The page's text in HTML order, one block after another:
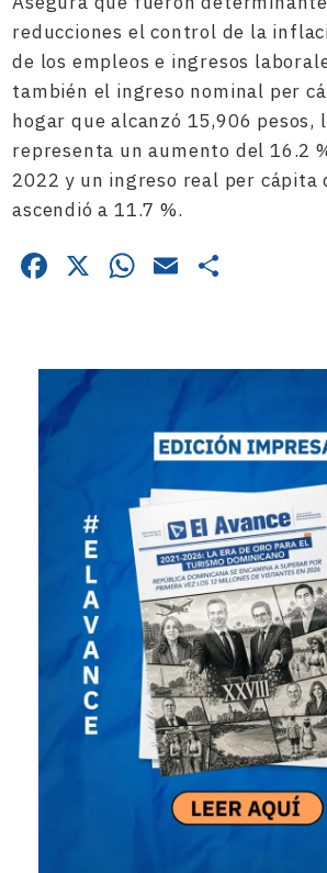
reducciones el control de la
de los empleos e ingresos
también el ingreso nominal per
hogar que alcanzó 15,906 pesos,
representa un aumento del 16.2
2022 y un ingreso real per cápita
ascendió a 11.7 %.
Facebook
X WhatsApp
Email